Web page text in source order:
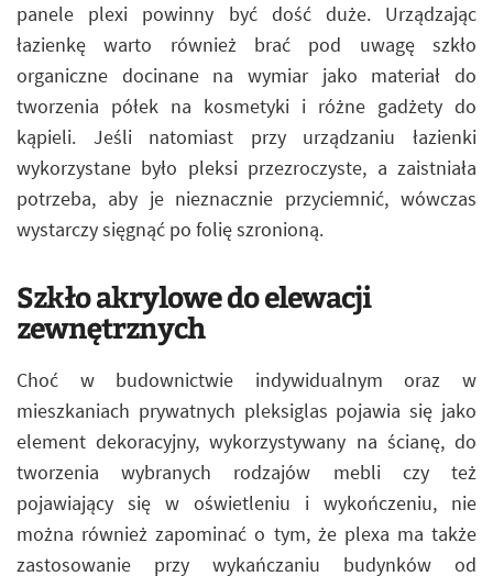
panele plexi powinny być dość duże. Urządzając
łazienkę warto również brać pod uwagę szkło
organiczne docinane na wymiar jako materiał do
tworzenia półek na kosmetyki i różne gadżety do
kąpieli. Jeśli natomiast przy urządzaniu łazienki
wykorzystane było pleksi przezroczyste, a zaistniała
potrzeba, aby je nieznacznie przyciemnić, wówczas
wystarczy sięgnąć po folię szronioną.
Szkło akrylowe do elewacji
zewnętrznych
Choć w budownictwie indywidualnym oraz w
mieszkaniach prywatnych pleksiglas pojawia się jako
element dekoracyjny, wykorzystywany na ścianę, do
tworzenia wybranych rodzajów mebli czy też
pojawiający się w oświetleniu i wykończeniu, nie
można również zapominać o tym, że plexa ma także
zastosowanie przy wykańczaniu budynków od